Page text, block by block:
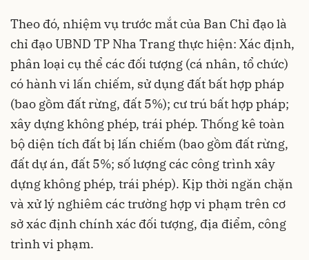
Theo đó, nhiệm vụ trước mắt của Ban Chỉ đạo là
chỉ đạo UBND TP Nha Trang thực hiện: Xác định,
phân loại cụ thể các đối tượng (cá nhân, tổ chức)
có hành vi lấn chiếm, sử dụng đất bất hợp pháp
(bao gồm đất rừng, đất 5%); cư trú bất hợp pháp;
xây dựng không phép, trái phép. Thống kê toàn
bộ diện tích đất bị lấn chiếm (bao gồm đất rừng,
đất dự án, đất 5%; số lượng các công trình xây
dựng không phép, trái phép). Kịp thời ngăn chặn
và xử lý nghiêm các trường hợp vi phạm trên cơ
sở xác định chính xác đối tượng, địa điểm, công
trình vi phạm.